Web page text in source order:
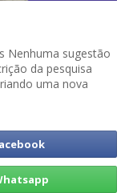
Nenhuma sugestão
da pesquisa
uma nova